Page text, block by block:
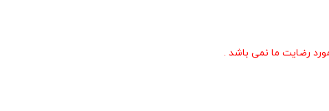
رضایت ما نمی باشد .